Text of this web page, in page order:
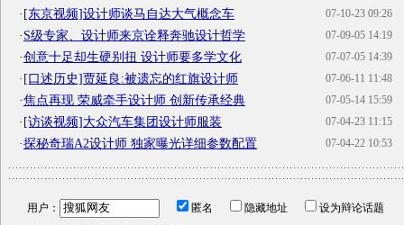
07-10-23 09:26
·[东京视频]设计师谈马自达大气概念车
07-09-05 14:19
·S级专家、设计师来京诠释奔驰设计哲学
07-07-05 14:39
·创意十足却生硬别扭 设计师要多学文化
07-06-11 11:48
·[口述历史]贾延良:被遗忘的红旗设计师
07-05-14 15:59
·焦点再现 荣威牵手设计师 创新传承经典
07-04-23 11:15
·[访谈视频]大众汽车集团设计师服装
07-04-22 10:53
·探秘奇瑞A2设计师 独家曝光详细参数配置
用户： 匿名 隐藏地址
设为辩论话题